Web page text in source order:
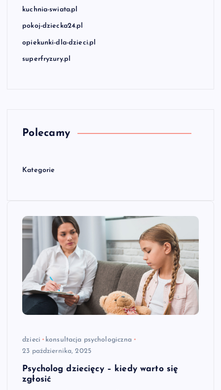
kuchnia-swiata.pl
pokoj-dziecka24.pl
opiekunki-dla-dzieci.pl
superfryzury.pl
Polecamy
Kategorie
dzieci
konsultacja psychologiczna
23 października, 2025
Psycholog dziecięcy – kiedy warto się
zgłosić